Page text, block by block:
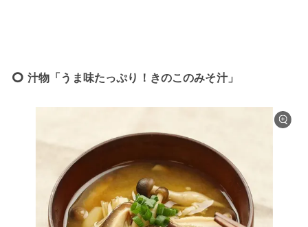
汁物「うま味たっぷり！きのこのみそ汁」